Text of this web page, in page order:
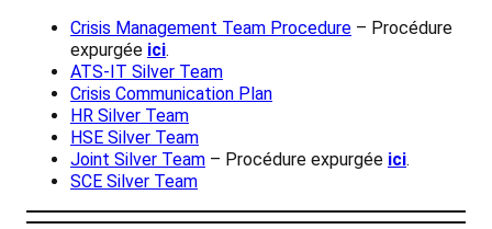
Crisis Management Team Procedure – Procédure
expurgée ici.
ATS-IT Silver Team
Crisis Communication Plan
HR Silver Team
HSE Silver Team
Joint Silver Team – Procédure expurgée ici.
SCE Silver Team